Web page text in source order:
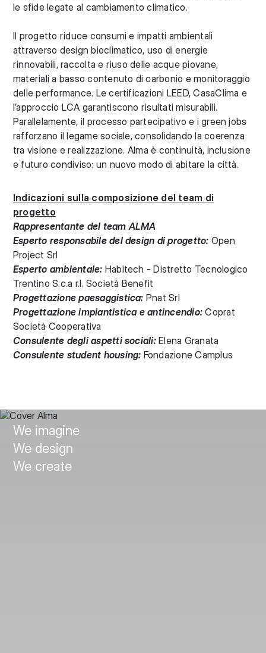
le sfide legate al cambiamento climatico.
Il progetto riduce consumi e impatti ambientali
attraverso design bioclimatico, uso di energie
rinnovabili, raccolta e riuso delle acque piovane,
materiali a basso contenuto di carbonio e monitoraggio
delle performance. Le certificazioni LEED, CasaClima e
l’approccio LCA garantiscono risultati misurabili.
Parallelamente, il processo partecipativo e i green jobs
rafforzano il legame sociale, consolidando la coerenza
tra visione e realizzazione. Alma è continuità, inclusione
e futuro condiviso: un nuovo modo di abitare la città.
Indicazioni sulla composizione del team di
progetto
Rappresentante del team ALMA
Esperto responsabile del design di progetto: Open
Project Srl
Esperto ambientale: Habitech - Distretto Tecnologico
Trentino S.c.a r.l. Società Benefit
Progettazione paesaggistica: Pnat Srl
Progettazione impiantistica e antincendio: Coprat
Società Cooperativa
Consulente degli aspetti sociali:Elena Granata
Consulente student housing: Fondazione Camplus
We imagine
We design
We create